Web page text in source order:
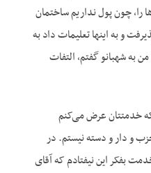
را، چون پول نداریم ساختمان
و به اینها تعلیمات داد به
به شهبانو گفتم، التفات
خدمتتان عرض می‌کنم
و دار و دسته نیستم. در
بفکر این نیفتادم که آقای